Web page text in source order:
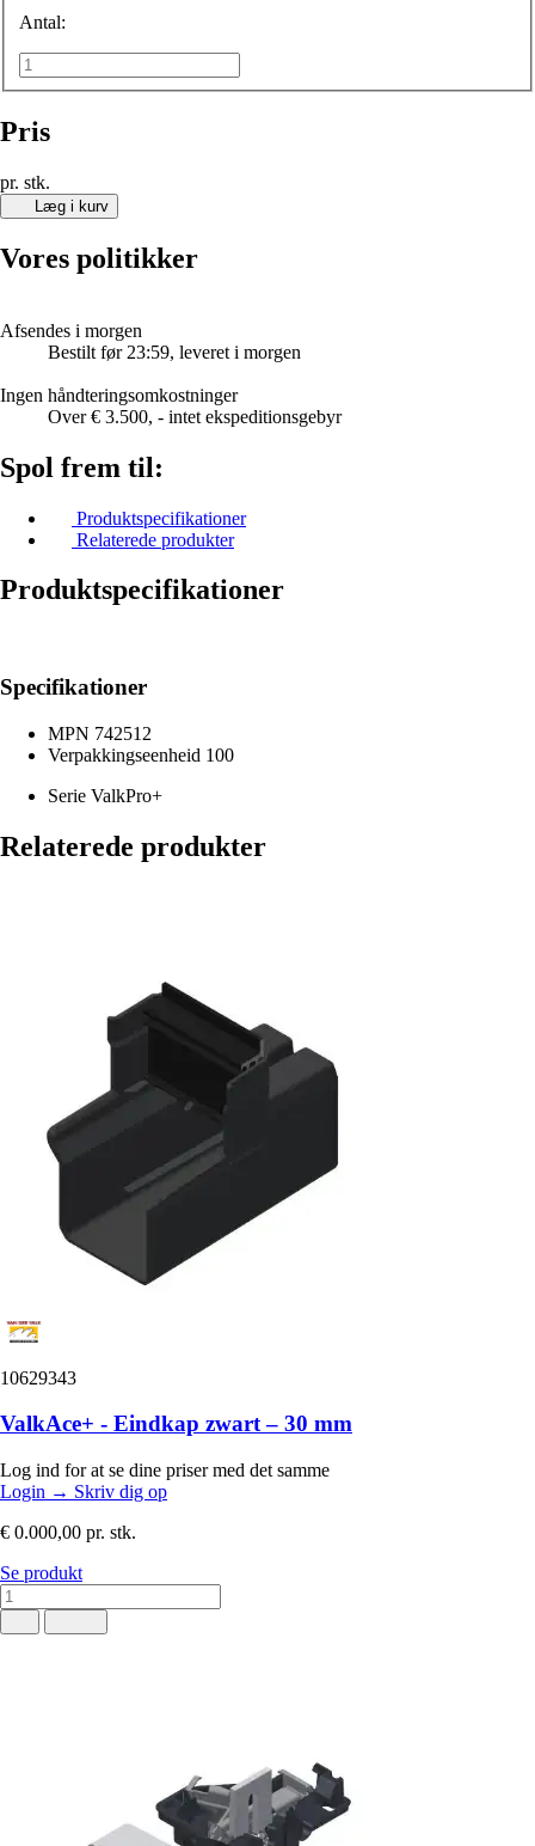
Antal:
Pris
pr. stk.
Læg i kurv
Vores politikker
Afsendes i morgen
Bestilt før 23:59, leveret i morgen
Ingen håndteringsomkostninger
Over € 3.500, - intet ekspeditionsgebyr
Spol frem til:
Produktspecifikationer
Relaterede produkter
Produktspecifikationer
Specifikationer
MPN 742512
Verpakkingseenheid 100
Serie ValkPro+
Relaterede produkter
10629343
ValkAce+ - Eindkap zwart – 30 mm
Log ind for at se dine priser med det samme
Login → Skriv dig op
€ 0.000,00 pr. stk.
Se produkt